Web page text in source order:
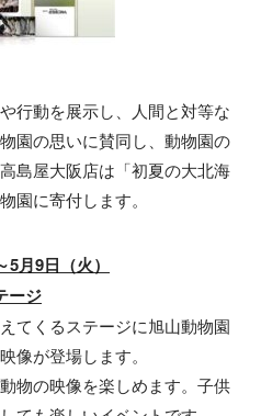
行動を展示し、人間と対等な
園の思いに賛同し、動物園の
島屋大阪店は「初夏の大北海
園に寄付します。
月9日（火）
ージ
てくるステージに旭山動物園
像が登場します。
物の映像を楽しめます。子供